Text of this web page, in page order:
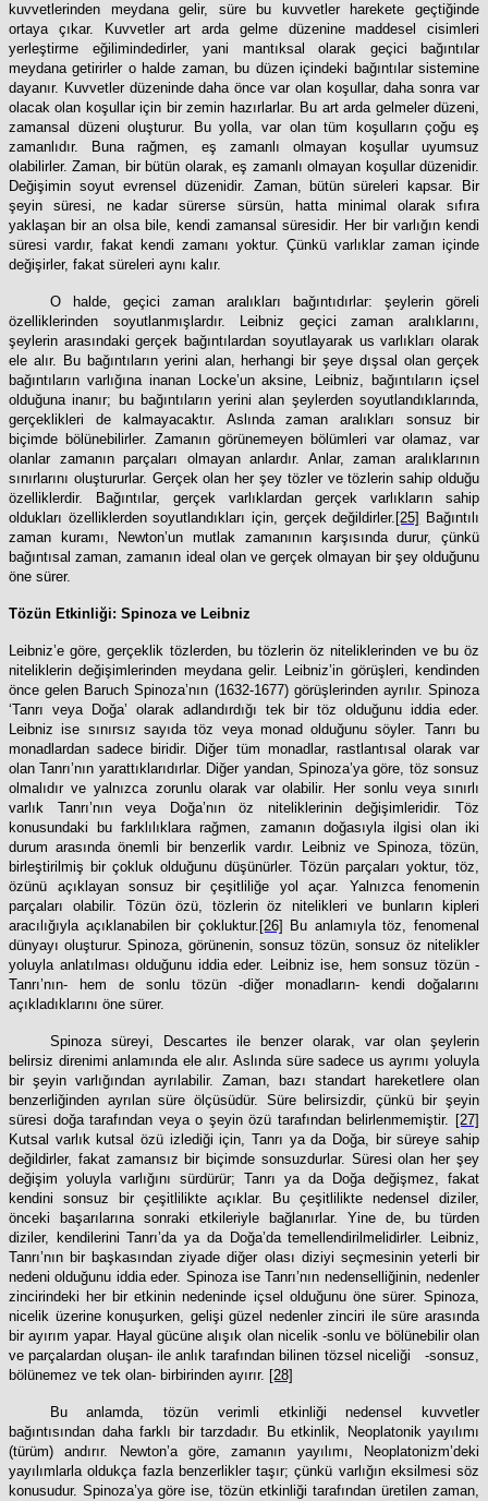
kuvvetlerinden meydana gelir, süre bu kuvvetler harekete geçtiğinde
ortaya çıkar. Kuvvetler art arda gelme düzenine maddesel cisimleri
yerleştirme eğilimindedirler, yani mantıksal olarak geçici bağıntılar
meydana getirirler o halde zaman, bu düzen içindeki bağıntılar sistemine
dayanır. Kuvvetler düzeninde daha önce var olan koşullar, daha sonra var
olacak olan koşullar için bir zemin hazırlarlar. Bu art arda gelmeler düzeni,
zamansal düzeni oluşturur. Bu yolla, var olan tüm koşulların çoğu eş
zamanlıdır. Buna rağmen, eş zamanlı olmayan koşullar uyumsuz
olabilirler. Zaman, bir bütün olarak, eş zamanlı olmayan koşullar düzenidir.
Değişimin soyut evrensel düzenidir. Zaman, bütün süreleri kapsar. Bir
şeyin süresi, ne kadar sürerse sürsün, hatta minimal olarak sıfıra
yaklaşan bir an olsa bile, kendi zamansal süresidir. Her bir varlığın kendi
süresi vardır, fakat kendi zamanı yoktur. Çünkü varlıklar zaman içinde
değişirler, fakat süreleri aynı kalır.
O halde, geçici zaman aralıkları bağıntıdırlar: şeylerin göreli
özelliklerinden soyutlanmışlardır. Leibniz geçici zaman aralıklarını,
şeylerin arasındaki gerçek bağıntılardan soyutlayarak us varlıkları olarak
ele alır. Bu bağıntıların yerini alan, herhangi bir şeye dışsal olan gerçek
bağıntıların varlığına inanan Locke’un aksine, Leibniz, bağıntıların içsel
olduğuna inanır; bu bağıntıların yerini alan şeylerden soyutlandıklarında,
gerçeklikleri de kalmayacaktır. Aslında zaman aralıkları sonsuz bir
biçimde bölünebilirler. Zamanın görünemeyen bölümleri var olamaz, var
olanlar zamanın parçaları olmayan anlardır. Anlar, zaman aralıklarının
sınırlarını oluştururlar. Gerçek olan her şey tözler ve tözlerin sahip olduğu
özelliklerdir. Bağıntılar, gerçek varlıklardan gerçek varlıkların sahip
oldukları özelliklerden soyutlandıkları için, gerçek değildirler. [25]
Bağıntılı
zaman kuramı, Newton’un mutlak zamanının karşısında durur, çünkü
bağıntısal zaman, zamanın ideal olan ve gerçek olmayan bir şey olduğunu
öne sürer.
Tözün Etkinliği: Spinoza ve Leibniz
Leibniz’e göre, gerçeklik tözlerden, bu tözlerin öz niteliklerinden ve bu öz
niteliklerin değişimlerinden meydana gelir. Leibniz’in görüşleri, kendinden
önce gelen Baruch Spinoza’nın (1632-1677) görüşlerinden ayrılır. Spinoza
‘Tanrı veya Doğa’ olarak adlandırdığı tek bir töz olduğunu iddia eder.
Leibniz ise sınırsız sayıda töz veya monad olduğunu söyler. Tanrı bu
monadlardan sadece biridir. Diğer tüm monadlar, rastlantısal olarak var
olan Tanrı’nın yarattıklarıdırlar. Diğer yandan, Spinoza’ya göre, töz sonsuz
olmalıdır ve yalnızca zorunlu olarak var olabilir. Her sonlu veya sınırlı
varlık Tanrı’nın veya Doğa’nın öz niteliklerinin değişimleridir. Töz
konusundaki bu farklılıklara rağmen, zamanın doğasıyla ilgisi olan iki
durum arasında önemli bir benzerlik vardır. Leibniz ve Spinoza, tözün,
birleştirilmiş bir çokluk olduğunu düşünürler. Tözün parçaları yoktur, töz,
özünü açıklayan sonsuz bir çeşitliliğe yol açar. Yalnızca fenomenin
parçaları olabilir. Tözün özü, tözlerin öz nitelikleri ve bunların kipleri
aracılığıyla açıklanabilen bir çokluktur. [26]
Bu anlamıyla töz, fenomenal
dünyayı oluşturur. Spinoza, görünenin, sonsuz tözün, sonsuz öz nitelikler
yoluyla anlatılması olduğunu iddia eder. Leibniz ise, hem sonsuz tözün -
Tanrı’nın- hem de sonlu tözün -diğer monadların- kendi doğalarını
açıkladıklarını öne sürer.
Spinoza süreyi, Descartes ile benzer olarak, var olan şeylerin
belirsiz direnimi anlamında ele alır. Aslında süre sadece us ayrımı yoluyla
bir şeyin varlığından ayrılabilir. Zaman, bazı standart hareketlere olan
benzerliğinden ayrılan süre ölçüsüdür. Süre belirsizdir, çünkü bir şeyin
süresi doğa tarafından veya o şeyin özü tarafından belirlenmemiştir. [27]
Kutsal varlık kutsal özü izlediği için, Tanrı ya da Doğa, bir süreye sahip
değildirler, fakat zamansız bir biçimde sonsuzdurlar. Süresi olan her şey
değişim yoluyla varlığını sürdürür; Tanrı ya da Doğa değişmez, fakat
kendini sonsuz bir çeşitlilikte açıklar. Bu çeşitlilikte nedensel diziler,
önceki başarılarına sonraki etkileriyle bağlanırlar. Yine de, bu türden
diziler, kendilerini Tanrı’da ya da Doğa’da temellendirilmelidirler. Leibniz,
Tanrı’nın bir başkasından ziyade diğer olası diziyi seçmesinin yeterli bir
nedeni olduğunu iddia eder. Spinoza ise Tanrı’nın nedenselliğinin, nedenler
zincirindeki her bir etkinin nedeninde içsel olduğunu öne sürer. Spinoza,
nicelik üzerine konuşurken, gelişi güzel nedenler zinciri ile süre arasında
bir ayırım yapar. Hayal gücüne alışık olan nicelik -sonlu ve bölünebilir olan
ve parçalardan oluşan- ile anlık tarafından bilinen tözsel niceliği -sonsuz,
bölünemez ve tek olan- birbirinden ayırır. [28]
Bu anlamda, tözün verimli etkinliği nedensel kuvvetler
bağıntısından daha farklı bir tarzdadır. Bu etkinlik, Neoplatonik yayılımı
(türüm) andırır. Newton’a göre, zamanın yayılımı, Neoplatonizm’deki
yayılımlarla oldukça fazla benzerlikler taşır; çünkü varlığın eksilmesi söz
konusudur. Spinoza’ya göre ise, tözün etkinliği tarafından üretilen zaman,